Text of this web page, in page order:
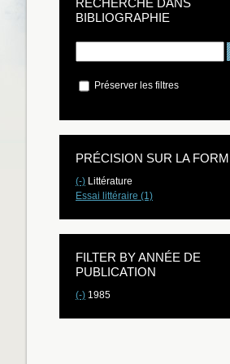
RECHERCHE DANS
BIBLIOGRAPHIE
Préserver les filtres
PRÉCISION SUR LA
(-) Littérature
Essai littéraire (1)
FILTER BY ANNÉE DE
PUBLICATION
(-) 1985